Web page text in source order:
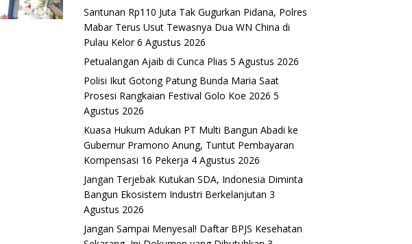
Santunan Rp110 Juta Tak Gugurkan Pidana, Polres
Mabar Terus Usut Tewasnya Dua WN China di
Pulau Kelor 6 Agustus 2026
Petualangan Ajaib di Cunca Plias 5 Agustus 2026
Polisi Ikut Gotong Patung Bunda Maria Saat
Prosesi Rangkaian Festival Golo Koe 2026 5
Agustus 2026
Kuasa Hukum Adukan PT Multi Bangun Abadi ke
Gubernur Pramono Anung, Tuntut Pembayaran
Kompensasi 16 Pekerja 4 Agustus 2026
Jangan Terjebak Kutukan SDA, Indonesia Diminta
Bangun Ekosistem Industri Berkelanjutan 3
Agustus 2026
Jangan Sampai Menyesal! Daftar BPJS Kesehatan